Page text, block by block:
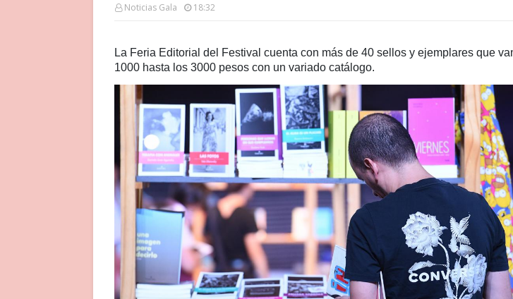
Noticias Gala 18:32
La Feria Editorial del Festival cuenta con más de 40 sellos y ejemplares que
1000 hasta los 3000 pesos con un variado catálogo.